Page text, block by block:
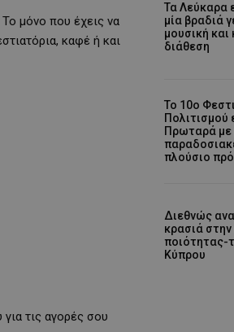
μόνο που έχεις να
καφέ ή και
τις αγορές σου
Τα Λεύκαρα
μία βραδιά
μουσική και
διάθεση
Το 10ο
Πολιτισμού
Πρωταρά με
πλούσιο
Διεθνώς
κρασιά
ποιότητας-
Κύπρου